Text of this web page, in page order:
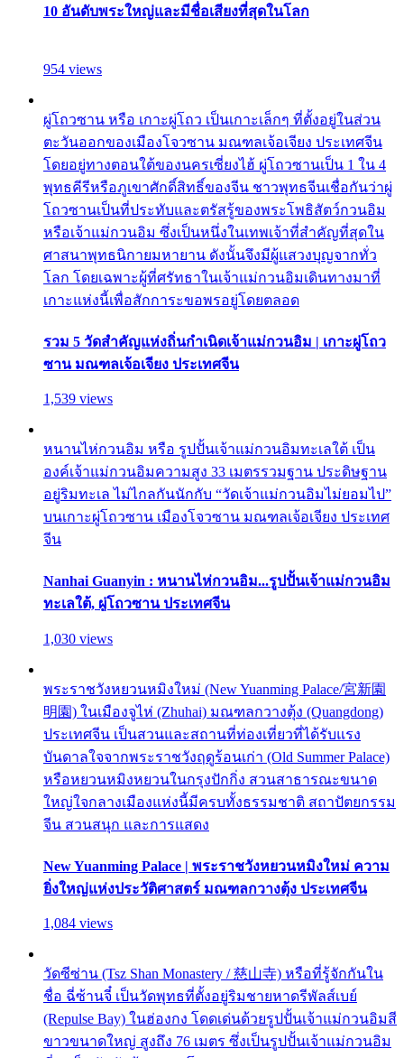
10 อันดับพระใหญ่และมีชื่อเสียงที่สุดในโลก
954 views
ผู่โถวซาน หรือ เกาะผู่โถว เป็นเกาะเล็กๆ ที่ตั้งอยู่ในส่วน
ตะวันออกของเมืองโจวซาน มณฑลเจ้อเจียง ประเทศจีน
โดยอยู่ทางตอนใต้ของนครเซี่ยงไฮ้ ผู่โถวซานเป็น 1 ใน 4
พุทธคีรีหรือภูเขาศักดิ์สิทธิ์ของจีน ชาวพุทธจีนเชื่อกันว่าผู่
โถวซานเป็นที่ประทับและตรัสรู้ของพระโพธิสัตว์กวนอิม
หรือเจ้าแม่กวนอิม ซึ่งเป็นหนึ่งในเทพเจ้าที่สำคัญที่สุดใน
ศาสนาพุทธนิกายมหายาน ดังนั้นจึงมีผู้แสวงบุญจากทั่ว
โลก โดยเฉพาะผู้ที่ศรัทธาในเจ้าแม่กวนอิมเดินทางมาที่
เกาะแห่งนี้เพื่อสักการะขอพรอยู่โดยตลอด
รวม 5 วัดสำคัญแห่งถิ่นกำเนิดเจ้าแม่กวนอิม | เกาะผู่โถว
ซาน มณฑลเจ้อเจียง ประเทศจีน
1,539 views
หนานไห่กวนอิม หรือ รูปปั้นเจ้าแม่กวนอิมทะเลใต้ เป็น
องค์เจ้าแม่กวนอิมความสูง 33 เมตรรวมฐาน ประดิษฐาน
อยู่ริมทะเล ไม่ไกลกันนักกับ “วัดเจ้าแม่กวนอิมไม่ยอมไป”
บนเกาะผู่โถวซาน เมืองโจวซาน มณฑลเจ้อเจียง ประเทศ
จีน
Nanhai Guanyin : หนานไห่กวนอิม...รูปปั้นเจ้าแม่กวนอิม
ทะเลใต้, ผู่โถวซาน ประเทศจีน
1,030 views
พระราชวังหยวนหมิงใหม่ (New Yuanming Palace/宮新園
明園) ในเมืองจูไห่ (Zhuhai) มณฑลกวางตุ้ง (Quangdong)
ประเทศจีน เป็นสวนและสถานที่ท่องเที่ยวที่ได้รับแรง
บันดาลใจจากพระราชวังฤดูร้อนเก่า (Old Summer Palace)
หรือหยวนหมิงหยวนในกรุงปักกิ่ง สวนสาธารณะขนาด
ใหญ่ใจกลางเมืองแห่งนี้มีครบทั้งธรรมชาติ สถาปัตยกรรม
จีน สวนสนุก และการแสดง
New Yuanming Palace | พระราชวังหยวนหมิงใหม่ ความ
ยิ่งใหญ่แห่งประวัติศาสตร์ มณฑลกวางตุ้ง ประเทศจีน
1,084 views
วัดซีซ่าน (Tsz Shan Monastery / 慈山寺) หรือที่รู้จักกันใน
ชื่อ ฉี่ซ้านจี๋ เป็นวัดพุทธที่ตั้งอยู่ริมชายหาดรีพัลส์เบย์
(Repulse Bay) ในฮ่องกง โดดเด่นด้วยรูปปั้นเจ้าแม่กวนอิมสี
ขาวขนาดใหญ่ สูงถึง 76 เมตร ซึ่งเป็นรูปปั้นเจ้าแม่กวนอิม